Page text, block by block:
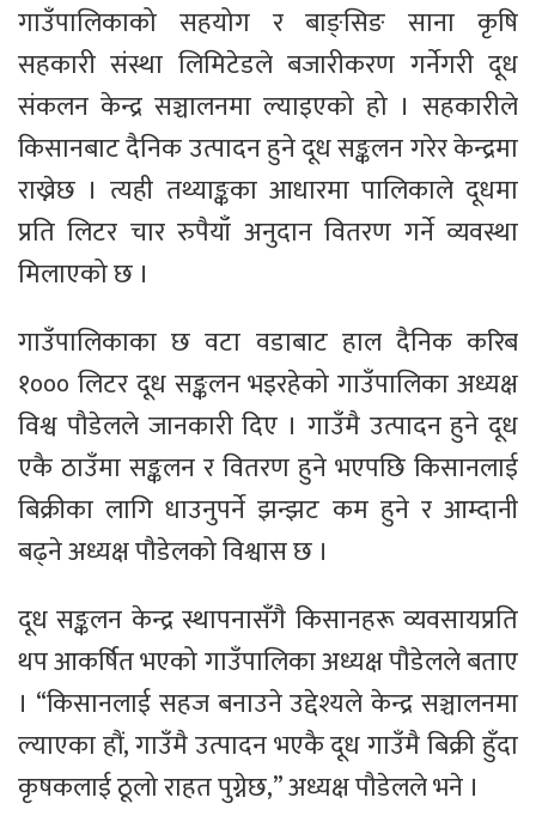
गाउँपालिकाको सहयोग र बाङ्सिङ साना कृषि
सहकारी संस्था लिमिटेडले बजारीकरण गर्नेगरी दूध
संकलन केन्द्र सञ्चालनमा ल्याइएको हो । सहकारीले
किसानबाट दैनिक उत्पादन हुने दूध सङ्कलन गरेर केन्द्रमा
राख्नेछ । त्यही तथ्याङ्कका आधारमा पालिकाले दूधमा
प्रति लिटर चार रुपैयाँ अनुदान वितरण गर्ने व्यवस्था
मिलाएको छ ।
गाउँपालिकाका छ वटा वडाबाट हाल दैनिक करिब
१००० लिटर दूध सङ्कलन भइरहेको गाउँपालिका अध्यक्ष
विश्व पौडेलले जानकारी दिए । गाउँमै उत्पादन हुने दूध
एकै ठाउँमा सङ्कलन र वितरण हुने भएपछि किसानलाई
बिक्रीका लागि धाउनुपर्ने झन्झट कम हुने र आम्दानी
बढ्ने अध्यक्ष पौडेलको विश्वास छ ।
दूध सङ्कलन केन्द्र स्थापनासँगै किसानहरू व्यवसायप्रति
थप आकर्षित भएको गाउँपालिका अध्यक्ष पौडेलले बताए
। “किसानलाई सहज बनाउने उद्देश्यले केन्द्र सञ्चालनमा
ल्याएका हौं, गाउँमै उत्पादन भएकै दूध गाउँमै बिक्री हुँदा
कृषकलाई ठूलो राहत पुग्नेछ,” अध्यक्ष पौडेलले भने ।